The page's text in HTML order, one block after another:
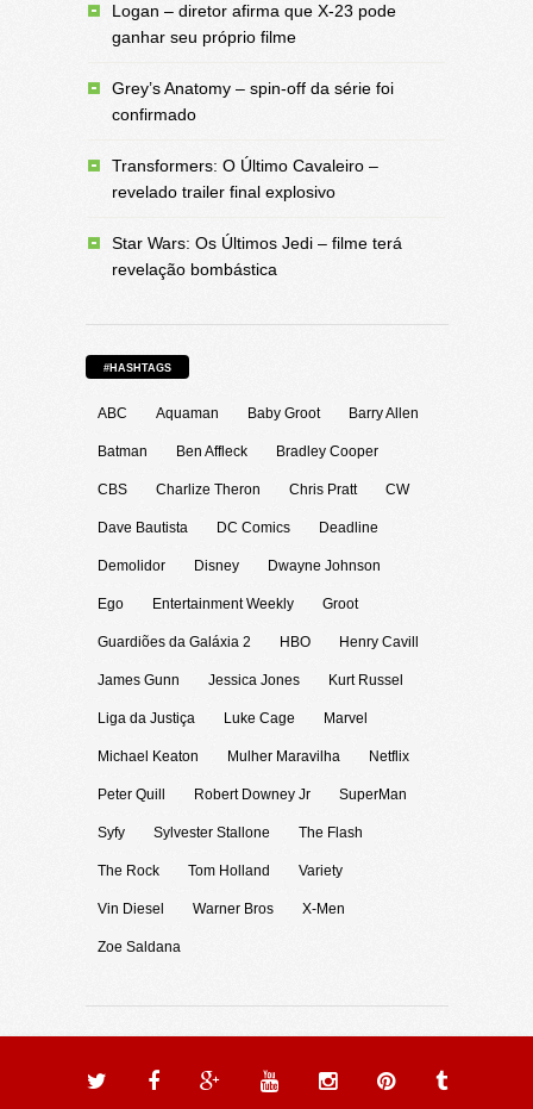
Logan – diretor afirma que X-23 pode
ganhar seu próprio filme
Grey’s Anatomy – spin-off da série foi
confirmado
Transformers: O Último Cavaleiro –
revelado trailer final explosivo
Star Wars: Os Últimos Jedi – filme terá
revelação bombástica
#HASHTAGS
ABC Aquaman Baby Groot Barry Allen
Batman Ben Affleck Bradley Cooper
CBS Charlize Theron Chris Pratt CW
Dave Bautista DC Comics Deadline
Demolidor Disney Dwayne Johnson
Ego Entertainment Weekly Groot
Guardiões da Galáxia 2 HBO Henry Cavill
James Gunn Jessica Jones Kurt Russel
Liga da Justiça Luke Cage Marvel
Michael Keaton Mulher Maravilha Netflix
Peter Quill Robert Downey Jr SuperMan
Syfy Sylvester Stallone The Flash
The Rock Tom Holland Variety
Vin Diesel Warner Bros X-Men
Zoe Saldana